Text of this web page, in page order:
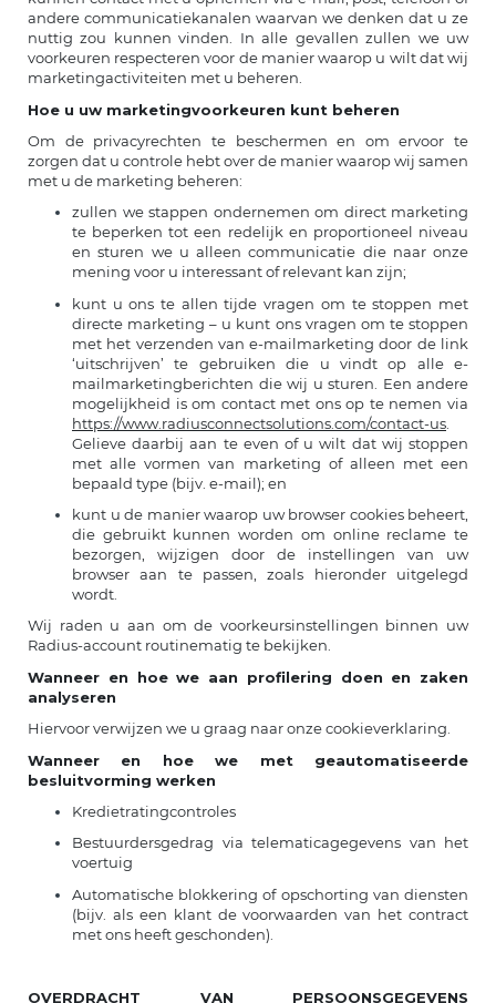
andere communicatiekanalen waarvan we denken dat u ze
nuttig zou kunnen vinden. In alle gevallen zullen we uw
voorkeuren respecteren voor de manier waarop u wilt dat wij
marketingactiviteiten met u beheren.
Hoe u uw marketingvoorkeuren kunt beheren
Om de privacyrechten te beschermen en om ervoor te
zorgen dat u controle hebt over de manier waarop wij samen
met u de marketing beheren:
zullen we stappen ondernemen om direct marketing
te beperken tot een redelijk en proportioneel niveau
en sturen we u alleen communicatie die naar onze
mening voor u interessant of relevant kan zijn;
kunt u ons te allen tijde vragen om te stoppen met
directe marketing – u kunt ons vragen om te stoppen
met het verzenden van e-mailmarketing door de link
‘uitschrijven’ te gebruiken die u vindt op alle e-
mailmarketingberichten die wij u sturen. Een andere
mogelijkheid is om contact met ons op te nemen via
https://www.radiusconnectsolutions.com/contact-us
Gelieve daarbij aan te even of u wilt dat wij stoppen
met alle vormen van marketing of alleen met een
bepaald type (bijv. e-mail); en
kunt u de manier waarop uw browser cookies beheert,
die gebruikt kunnen worden om online reclame te
bezorgen, wijzigen door de instellingen van uw
browser aan te passen, zoals hieronder uitgelegd
wordt.
Wij raden u aan om de voorkeursinstellingen binnen uw
Radius-account routinematig te bekijken.
Wanneer en hoe we aan profilering doen en zaken
analyseren
Hiervoor verwijzen we u graag naar onze cookieverklaring.
Wanneer en hoe we met geautomatiseerde
besluitvorming werken
Kredietratingcontroles
Bestuurdersgedrag via telematicagegevens van het
voertuig
Automatische blokkering of opschorting van diensten
(bijv. als een klant de voorwaarden van het contract
met ons heeft geschonden).
OVERDRACHT VAN PERSOONSGEGEVENS